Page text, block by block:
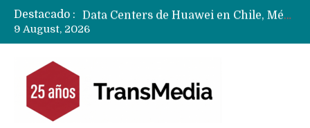
Destacado :
Data Centers de Huawei en Chile, México, Brasil,Perú y Argentina podrían verse afectados por arremetida de EE.UU
9 August, 2026